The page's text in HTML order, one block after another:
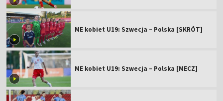
ME kobiet U19: Szwecja – Polska [SKRÓT]
ME kobiet U19: Szwecja – Polska [MECZ]